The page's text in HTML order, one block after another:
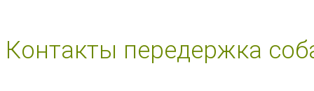
Контакты передержка